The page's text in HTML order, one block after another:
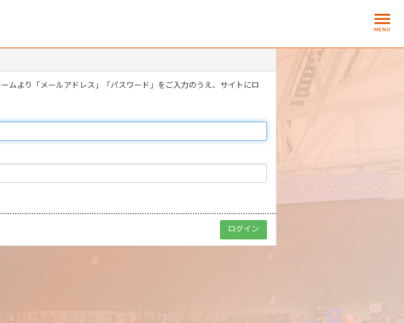
MENU
ムより「メールアドレス」「パスワード」をご入力のうえ、サイトにロ